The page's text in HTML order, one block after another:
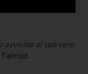
avvicina al suo vero